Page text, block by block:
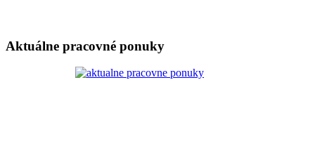
Aktuálne pracovné ponuky